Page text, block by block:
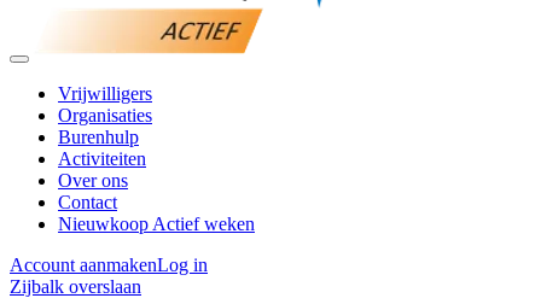
Vrijwilligers
Organisaties
Burenhulp
Activiteiten
Over ons
Contact
Nieuwkoop Actief weken
Account aanmakenLog in
Zijbalk overslaan